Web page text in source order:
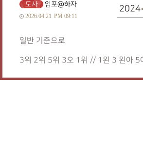
도사 임포@하자
2026.04.21 PM 09:11
일반 기준으로
3위 2위 5위 3오 1위 // 1왼 3 왼아 5
2024